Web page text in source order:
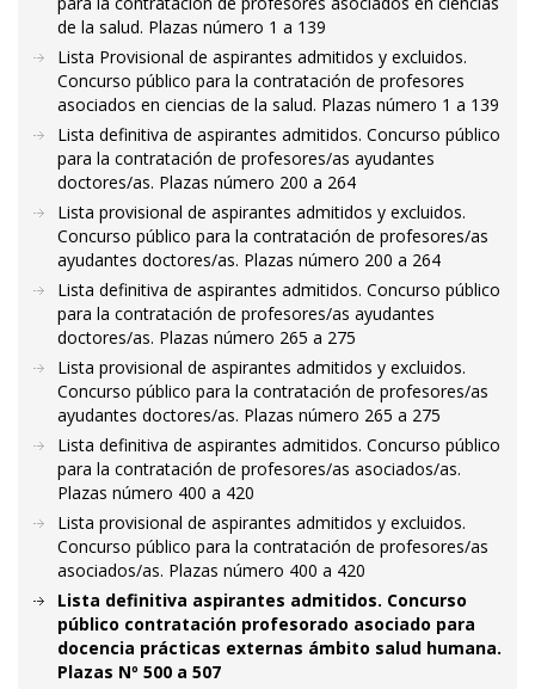
de la salud. Plazas número 1 a 139
Lista Provisional de aspirantes admitidos y excluidos.
Concurso público para la contratación de profesores
asociados en ciencias de la salud. Plazas número 1 a 139
Lista definitiva de aspirantes admitidos. Concurso público
para la contratación de profesores/as ayudantes
doctores/as. Plazas número 200 a 264
Lista provisional de aspirantes admitidos y excluidos.
Concurso público para la contratación de profesores/as
ayudantes doctores/as. Plazas número 200 a 264
Lista definitiva de aspirantes admitidos. Concurso público
para la contratación de profesores/as ayudantes
doctores/as. Plazas número 265 a 275
Lista provisional de aspirantes admitidos y excluidos.
Concurso público para la contratación de profesores/as
ayudantes doctores/as. Plazas número 265 a 275
Lista definitiva de aspirantes admitidos. Concurso público
para la contratación de profesores/as asociados/as.
Plazas número 400 a 420
Lista provisional de aspirantes admitidos y excluidos.
Concurso público para la contratación de profesores/as
asociados/as. Plazas número 400 a 420
Lista definitiva aspirantes admitidos. Concurso
público contratación profesorado asociado para
docencia prácticas externas ámbito salud humana.
Plazas Nº 500 a 507